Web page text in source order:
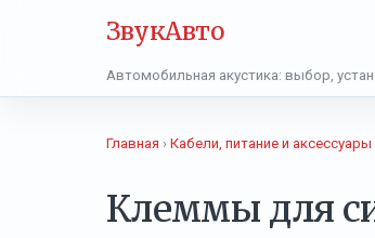
ЗвукАвто
Автомобильная акустика: выбор,
Главная › Кабели, питание и аксессуары
Клеммы для